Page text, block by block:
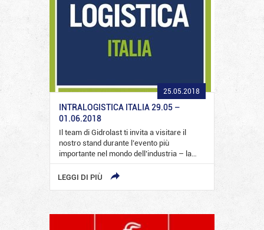
25.05.2018
INTRALOGISTICA ITALIA 29.05 –
01.06.2018
Il team di Gidrolast ti invita a visitare il
nostro stand durante l’evento più
importante nel mondo dell’industria – la…
LEGGI DI PIÙ